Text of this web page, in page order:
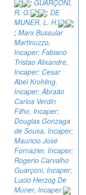
; GUARÇONI,
R. G.
; DE
MUNER, L. H.
; Marx Bussular
Martinuzzo,
Incaper; Fabiano
Tristao Alixandre,
Incaper; Cesar
Abel Krohling,
Incaper; Abraão
Carlos Verdin
Filho, Incaper;
Douglas Gonzaga
de Sousa, Incaper;
Mauricio José
Fornazier, Incaper;
Rogerio Carvalho
Guarçoni, Incaper;
Lucio Herzog De
Muner, Incaper.